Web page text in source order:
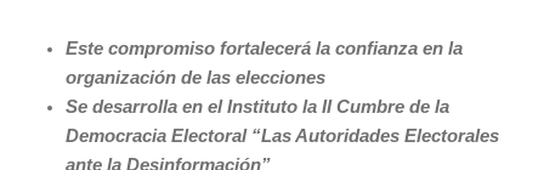
Este compromiso fortalecerá la confianza en la
organización de las elecciones
Se desarrolla en el Instituto la II Cumbre de la
Democracia Electoral “Las Autoridades Electorales
ante la Desinformación”